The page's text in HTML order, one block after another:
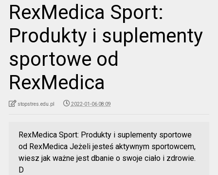
RexMedica Sport:
Produkty i suplementy
sportowe od
RexMedica
stopstres.edu.pl 2022-01-06 08:09
RexMedica Sport: Produkty i suplementy sportowe
od RexMedica Jeżeli jesteś aktywnym sportowcem,
wiesz jak ważne jest dbanie o swoje ciało i zdrowie.
D